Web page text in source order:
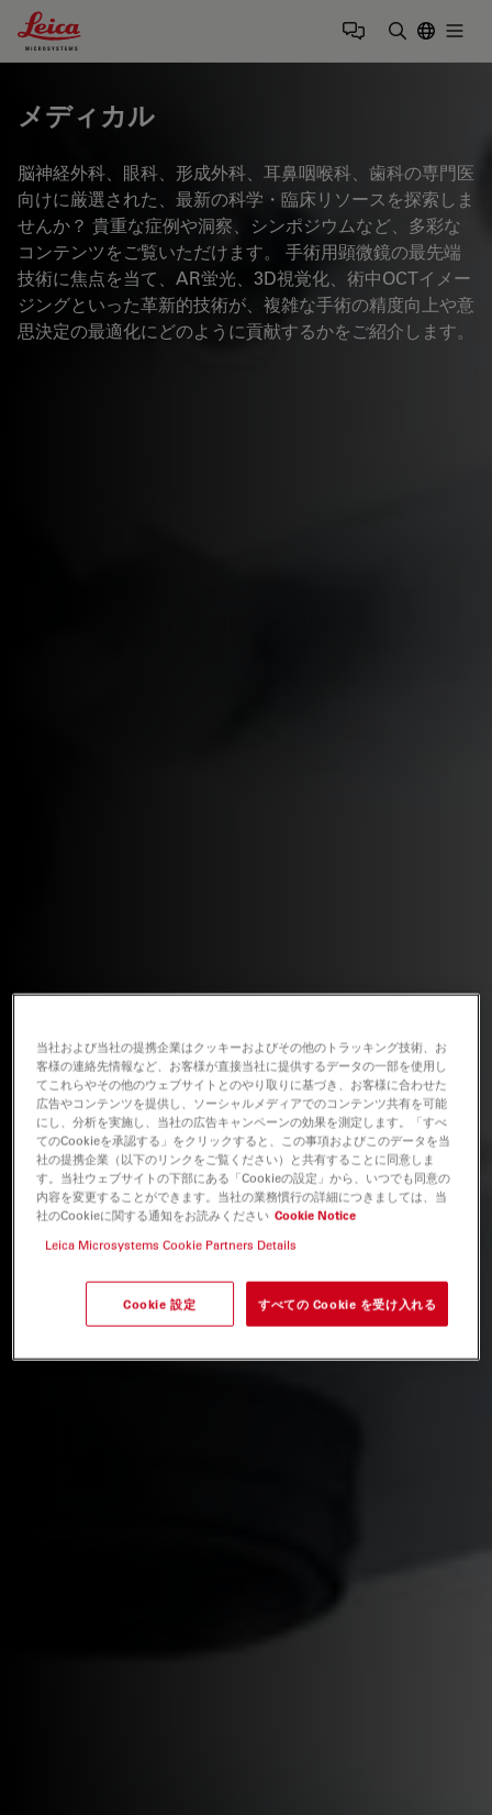
Leica Microsystems Logo
メディカル
脳神経外科、眼科、形成外科、耳鼻咽喉科、歯科の専門医
向けに厳選された、最新の科学・臨床リソースを探索しま
せんか？ 貴重な症例や洞察、シンポジウムなど、多彩な
コンテンツをご覧いただけます。 手術用顕微鏡の最先端
技術に焦点を当て、AR蛍光、3D視覚化、術中OCTイメー
ジングといった革新的技術が、複雑な手術の精度向上や意
思決定の最適化にどのように貢献するかをご紹介します。
当社および当社の提携企業はクッキーおよびその他のトラッキング技術、お
客様の連絡先情報など、お客様が直接当社に提供するデータの一部を使用し
てこれらやその他のウェブサイトとのやり取りに基づき、お客様に合わせた
広告やコンテンツを提供し、ソーシャルメディアでのコンテンツ共有を可能
にし、分析を実施し、当社の広告キャンペーンの効果を測定します。「すべ
てのCookieを承認する」をクリックすると、この事項およびこのデータを当
社の提携企業（以下のリンクをご覧ください）と共有することに同意しま
す。当社ウェブサイトの下部にある「Cookieの設定」から、いつでも同意の
内容を変更することができます。当社の業務慣行の詳細につきましては、当
社のCookieに関する通知をお読みください Cookie Notice
Leica Microsystems Cookie Partners Details
Cookie 設定 すべての Cookie を受け入れる